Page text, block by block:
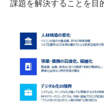
課題を解決することを目